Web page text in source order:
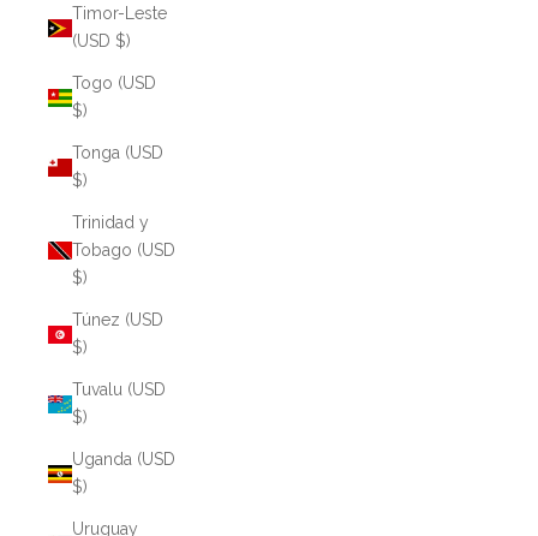
Timor-Leste
(USD $)
Togo (USD
$)
Tonga (USD
$)
Trinidad y
Tobago (USD
$)
Túnez (USD
$)
Tuvalu (USD
$)
Uganda (USD
$)
Uruguay